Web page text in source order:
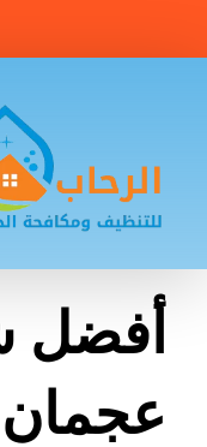
أفضل
عجمان